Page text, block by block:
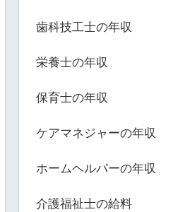
歯科技工士の年収
栄養士の年収
保育士の年収
ケアマネジャーの年収
ホームヘルパーの年収
介護福祉士の給料